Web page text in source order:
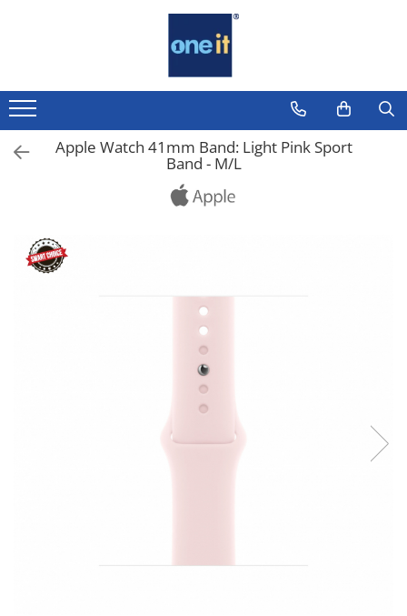
Laptop, Tablete & Telefoane
Laptop / Notebook
Notebook Consumer
Tablete & accesorii
Apple Watch 41mm Band: Light Pink Sport
Band - M/L